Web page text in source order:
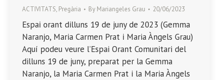
ACTIVITATS, Pregària By Mariangeles Grau 20/06/2023
Espai orant dilluns 19 de juny de 2023 (Gemma
Naranjo, Maria Carmen Prat i Maria Àngels Grau)
Aquí podeu veure l’Espai Orant Comunitari del
dilluns 19 de juny, preparat per la Gemma
Naranjo, la Maria Carmen Prat i la Maria Àngels